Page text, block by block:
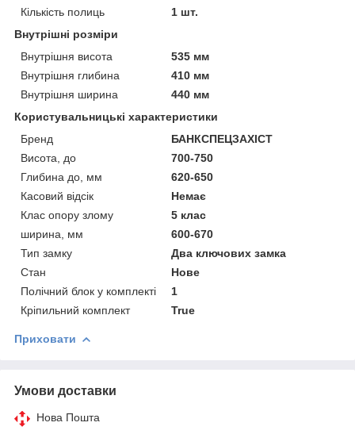
Кількість полиць
1 шт.
Внутрішні розміри
Внутрішня висота
535 мм
Внутрішня глибина
410 мм
Внутрішня ширина
440 мм
Користувальницькі характеристики
Бренд
БАНКСПЕЦЗАХІСТ
Висота, до
700-750
Глибина до, мм
620-650
Касовий відсік
Немає
Клас опору злому
5 клас
ширина, мм
600-670
Тип замку
Два ключових замка
Стан
Нове
Полічний блок у комплекті
1
Кріпильний комплект
True
Приховати
Умови доставки
Нова Пошта